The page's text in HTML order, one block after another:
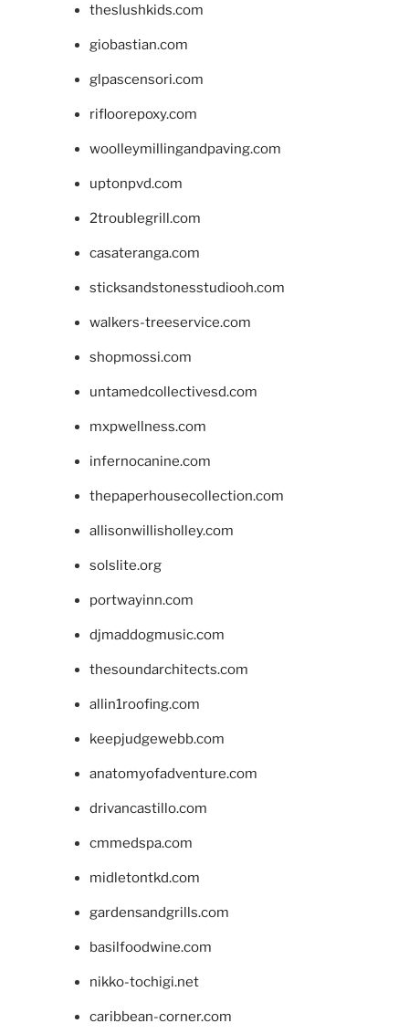
theslushkids.com
giobastian.com
glpascensori.com
rifloorepoxy.com
woolleymillingandpaving.com
uptonpvd.com
2troublegrill.com
casateranga.com
sticksandstonesstudiooh.com
walkers-treeservice.com
shopmossi.com
untamedcollectivesd.com
mxpwellness.com
infernocanine.com
thepaperhousecollection.com
allisonwillisholley.com
solslite.org
portwayinn.com
djmaddogmusic.com
thesoundarchitects.com
allin1roofing.com
keepjudgewebb.com
anatomyofadventure.com
drivancastillo.com
cmmedspa.com
midletontkd.com
gardensandgrills.com
basilfoodwine.com
nikko-tochigi.net
caribbean-corner.com